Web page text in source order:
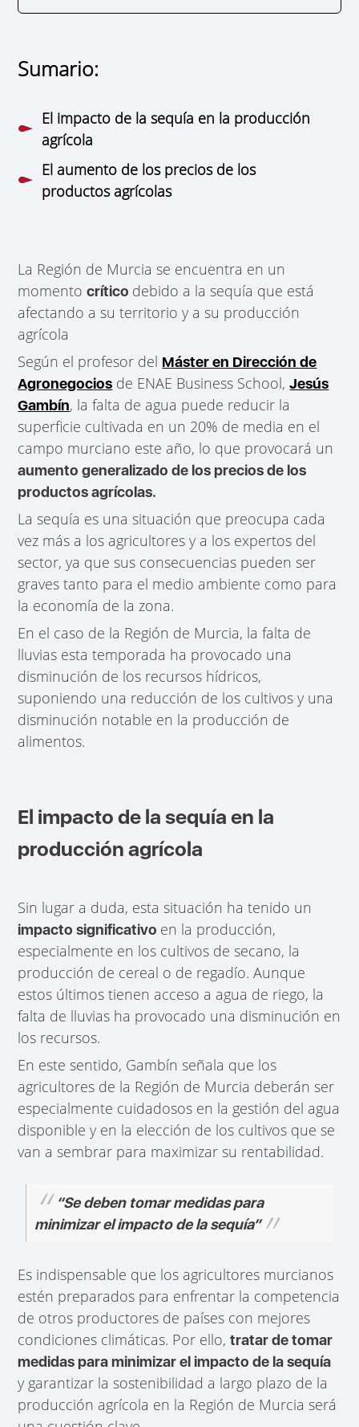
Sumario:
El impacto de la sequía en la producción
agrícola
El aumento de los precios de los
productos agrícolas
La Región de Murcia se encuentra en un
momentocrítico debido a la sequía que está
afectando a su territorio y a su producción
agrícola
Según el profesor del Máster en Dirección de
Agronegocios de ENAE Business School,Jesús
Gambín, la falta de agua puede reducir la
superficie cultivada en un 20% de media en el
campo murciano este año, lo que provocará un
aumento generalizado de los precios de los
productos agrícolas.
La sequía es una situación que preocupa cada
vez más a los agricultores y a los expertos del
sector, ya que sus consecuencias pueden ser
graves tanto para el medio ambiente como para
la economía de la zona.
En el caso de la Región de Murcia, la falta de
lluvias esta temporada ha provocado una
disminución de los recursos hídricos,
suponiendo una reducción de los cultivos y una
disminución notable en la producción de
alimentos.
El impacto de la sequía en la
producción agrícola
Sin lugar a duda, esta situación ha tenido un
impacto significativo en la producción,
especialmente en los cultivos de secano, la
producción de cereal o de regadío. Aunque
estos últimos tienen acceso a agua de riego, la
falta de lluvias ha provocado una disminución en
los recursos.
En este sentido, Gambín señala que los
agricultores de la Región de Murcia deberán ser
especialmente cuidadosos en la gestión del agua
disponible y en la elección de los cultivos que se
van a sembrar para maximizar su rentabilidad.
“Se deben tomar medidas para
minimizar el impacto de la sequía”
Es indispensable que los agricultores murcianos
estén preparados para enfrentar la competencia
de otros productores de países con mejores
condiciones climáticas. Por ello,tratar de tomar
medidas para minimizar el impacto de la sequía
y garantizar la sostenibilidad a largo plazo de la
producción agrícola en la Región de Murcia será